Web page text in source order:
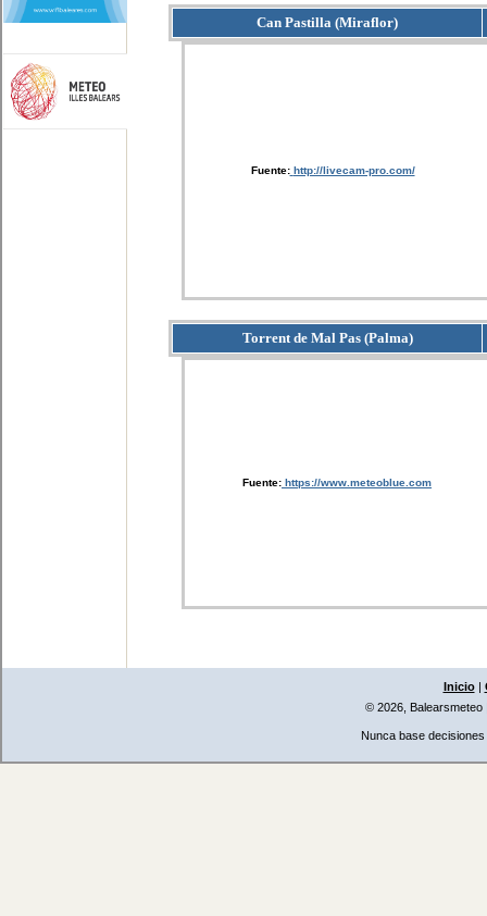
Can Pastilla (Miraflor)
Fuente: http://livecam-pro.com/
Torrent de Mal Pas (Palma)
Fuente: https://www.meteoblue.com
Inicio|
© 2026, Balearsmeteo
Nunca base